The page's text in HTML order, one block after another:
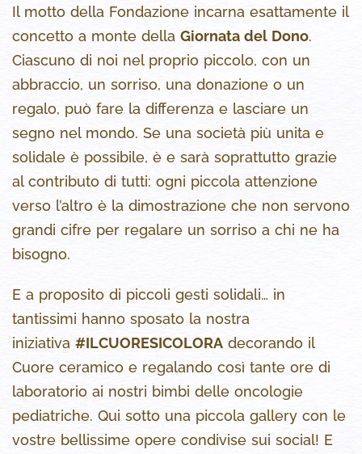
Il motto della Fondazione incarna esattamente il
concetto a monte della Giornata del Dono.
Ciascuno di noi nel proprio piccolo, con un
abbraccio, un sorriso, una donazione o un
regalo, può fare la differenza e lasciare un
segno nel mondo. Se una società più unita e
solidale è possibile, è e sarà soprattutto grazie
al contributo di tutti: ogni piccola attenzione
verso l’altro è la dimostrazione che non servono
grandi cifre per regalare un sorriso a chi ne ha
bisogno.
E a proposito di piccoli gesti solidali… in
tantissimi hanno sposato la nostra
iniziativa #ILCUORESICOLORA decorando il
Cuore ceramico e regalando così tante ore di
laboratorio ai nostri bimbi delle oncologie
pediatriche. Qui sotto una piccola gallery con le
vostre bellissime opere condivise sui social! E